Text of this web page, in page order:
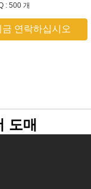
: 500 개
금 연락하십시오
도매